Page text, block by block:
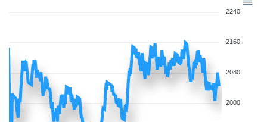
2240
2160
2080
2000